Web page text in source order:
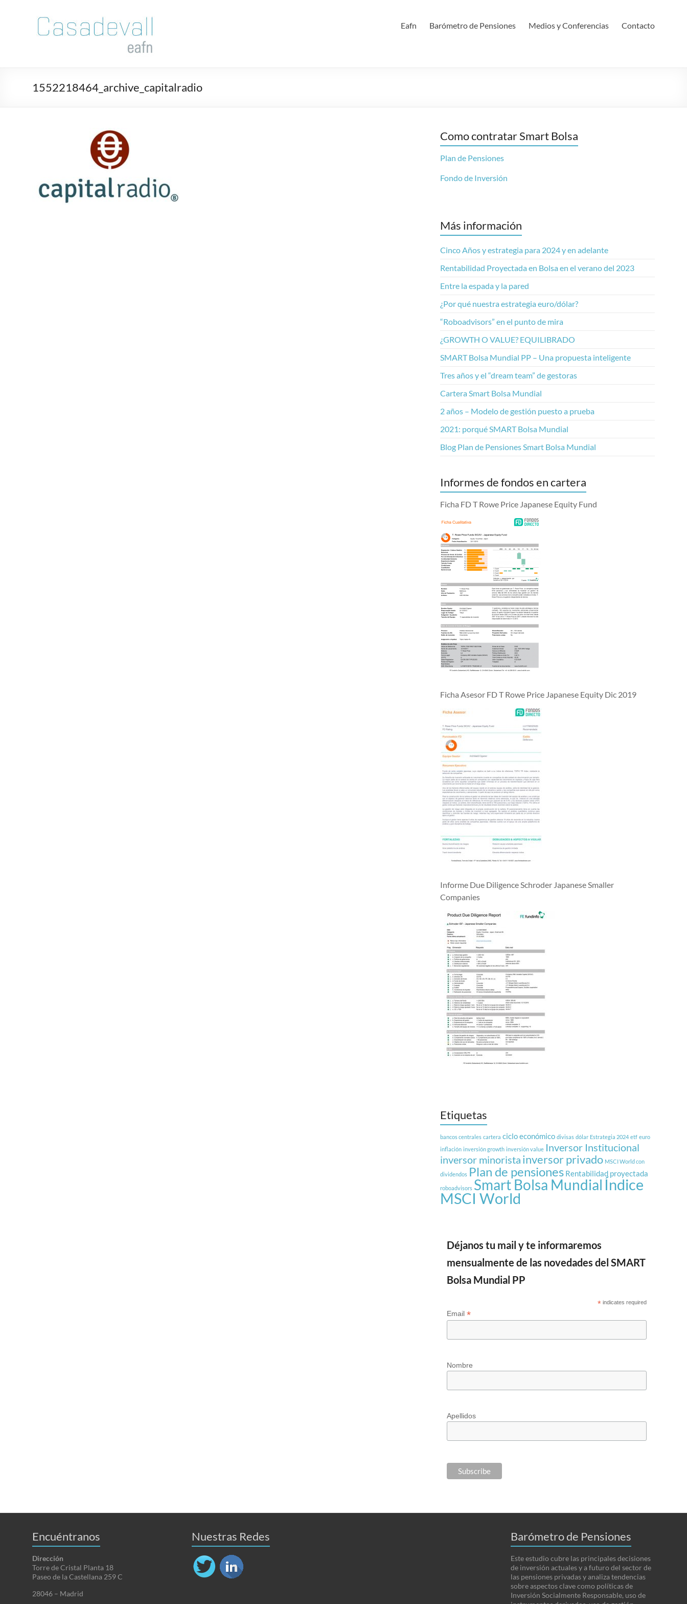
Casadevall
EAFI
Vicente
Eafn Barómetro de Pensiones Medios y Conferencias Contacto
1552218464_archive_capitalradio
Como contratar Smart Bolsa
Plan de Pensiones
Fondo de Inversión
Más información
Cinco Años y estrategia para 2024 y en adelante
Rentabilidad Proyectada en Bolsa en el verano del 2023
Entre la espada y la pared
¿Por qué nuestra estrategia euro/dólar?
“Roboadvisors” en el punto de mira
¿GROWTH O VALUE? EQUILIBRADO
SMART Bolsa Mundial PP – Una propuesta inteligente
Tres años y el “dream team” de gestoras
Cartera Smart Bolsa Mundial
2 años – Modelo de gestión puesto a prueba
2021: porqué SMART Bolsa Mundial
Blog Plan de Pensiones Smart Bolsa Mundial
Informes de fondos en cartera
Ficha FD T Rowe Price Japanese Equity Fund
Ficha Asesor FD T Rowe Price Japanese Equity Dic 2019
Informe Due Diligence Schroder Japanese Smaller
Companies
Etiquetas
bancos centrales cartera ciclo económico divisas dólar Estrategia 2024 etf euro
inflación inversión growth inversión value Inversor Institucional
inversor minorista inversor privado MSCI World con
dividendos Plan de pensiones Rentabilidad proyectada
roboadvisors Smart Bolsa Mundial Índice
MSCI World
Déjanos tu mail y te informaremos
mensualmente de las novedades del SMART
Bolsa Mundial PP
*indicates required
Email *
Nombre
Apellidos
Encuéntranos
Dirección
Torre de Cristal Planta 18
Paseo de la Castellana 259 C
28046 – Madrid
Nuestras Redes Barómetro de Pensiones
Este estudio cubre las principales decisiones
de inversión actuales y a futuro del sector de
las pensiones privadas y analiza tendencias
sobre aspectos clave como políticas de
Inversión Socialmente Responsable, uso de